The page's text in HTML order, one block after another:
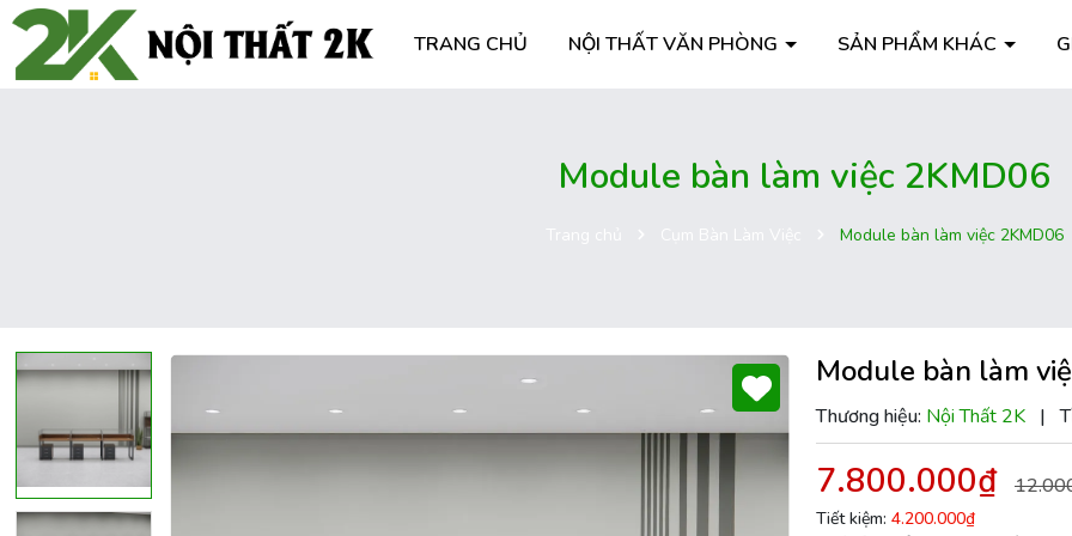
TRANG CHỦ NỘI THẤT VĂN PHÒNG SẢN PHẨM KHÁC
Module bàn làm việc 2KMD06
Module bàn làm việc 2KMD06
Module bàn làm
Thương hiệu: Nội Thất 2K |
7.800.000₫
Tiết kiệm: 4.200.000₫